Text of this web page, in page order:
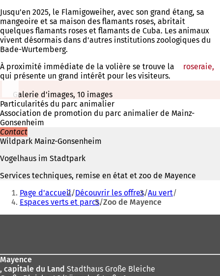
Jusqu'en 2025, le Flamigoweiher, avec son grand étang, sa
mangeoire et sa maison des flamants roses, abritait
quelques flamants roses et flamants de Cuba. Les animaux
vivent désormais dans d'autres institutions zoologiques du
Bade-Wurtemberg.
À proximité immédiate de la volière se trouve la
roseraie,
qui présente un grand intérêt pour les visiteurs.
Galerie d'images, 10 images
Particularités du parc animalier
Association de promotion du parc animalier de Mainz-
Gonsenheim
Contact
Wildpark Mainz-Gonsenheim
Vogelhaus im Stadtpark
Services techniques, remise en état et zoo de Mayence
Vous
êtes
ici
Page d'accueil Découvrir les offres Au vert
Espaces verts et parcs Zoo de Mayence
Mayence
, capitale du Land Stadthaus Große Bleiche